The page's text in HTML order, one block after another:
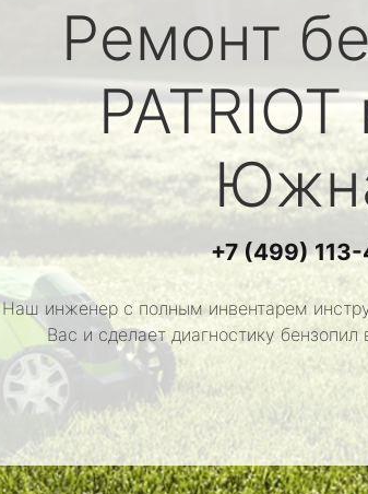
Ремонт
PATRIOT
+7 (499)
Наш инженер с полным инвентарем
Вас и сделает диагностику